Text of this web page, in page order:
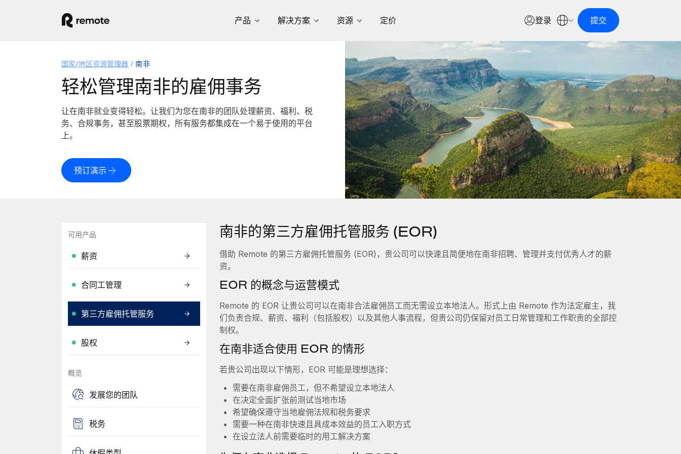
产品 解决方案 资源 定价 登录 提交
国家/地区资源管理器 南非
轻松管理南非的雇佣事务
让在南非就业变得轻松。让我们为您在南非的团队处理薪资、福利、税
务、合规事务，甚至股票期权，所有服务都集成在一个易于使用的平台
上。
预订演示
可用产品
薪资
合同工管理
第三方雇佣托管服务
股权
概览
发展您的团队
税务
南非的第三方雇佣托管服务 (EOR)
借助 Remote 的第三方雇佣托管服务 (EOR)，贵公司可以快速且简便地在南非招聘、管理并支付优秀人才的薪
资。
EOR 的概念与运营模式
Remote 的 EOR 让贵公司可以在南非合法雇佣员工而无需设立本地法人。形式上由 Remote 作为法定雇主，我
们负责合规、薪资、福利（包括股权）以及其他人事流程，但贵公司仍保留对员工日常管理和工作职责的全部控
制权。
在南非适合使用 EOR 的情形
若贵公司出现以下情形，EOR 可能是理想选择：
需要在南非雇佣员工，但不希望设立本地法人
在决定全面扩张前测试当地市场
希望确保遵守当地雇佣法规和税务要求
需要一种在南非快速且具成本效益的员工入职方式
在设立法人前需要临时的用工解决方案